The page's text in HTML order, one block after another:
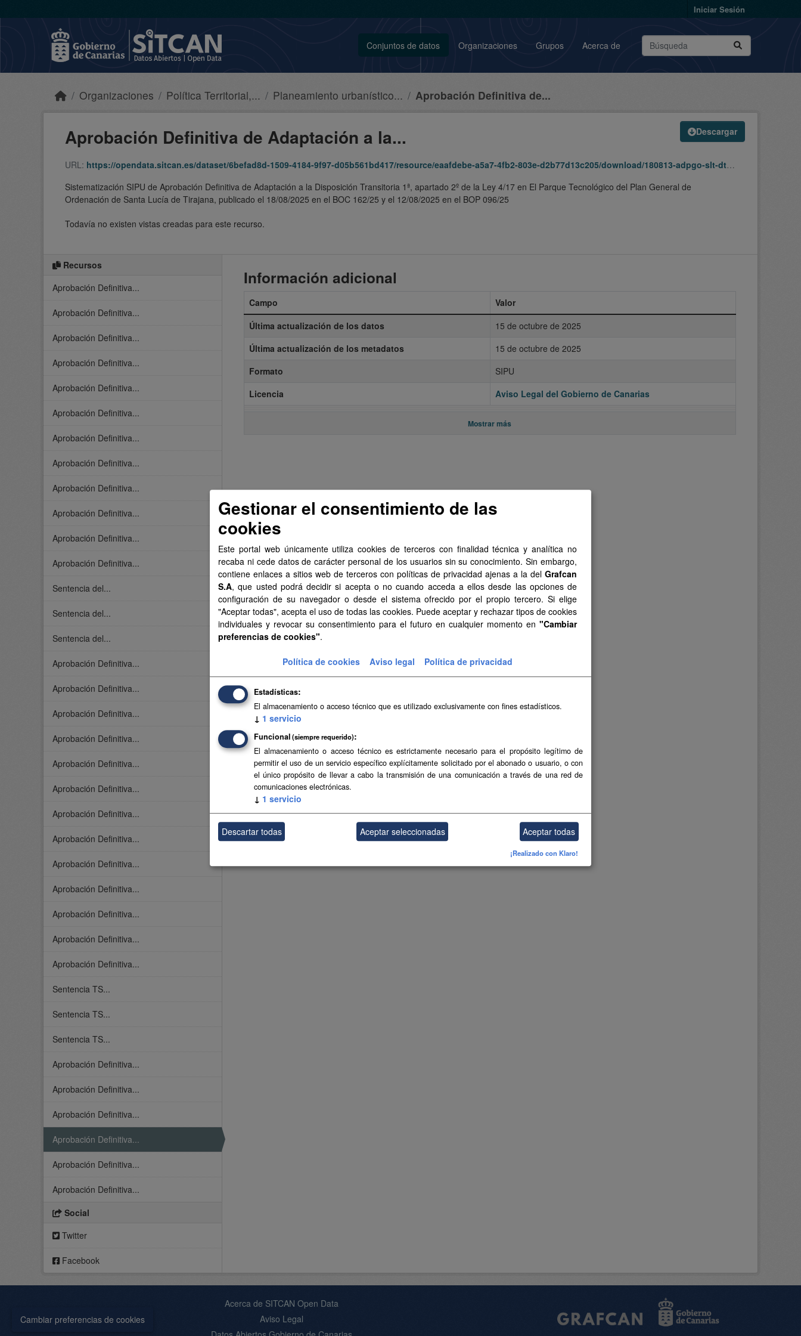
Cambiar preferencias de cookies
Iniciar Sesión
Conjuntos de datos Organizaciones Grupos Acerca de
Organizaciones Política Territorial,... Planeamiento urbanístico... Aprobación Definitiva de...
Descargar
Aprobación Definitiva de Adaptación a la...
URL: https://opendata.sitcan.es/dataset/6befad8d-1509-4184-9f97-d05b561bd417/resource/eaafdebe-a5a7-4fb2-803e-d2b77d13c205/download/180813-adpgo-slt-dt1ley417-parquetecnologico-250924-250924-sipu.zip
Sistematización SIPU de Aprobación Definitiva de Adaptación a la Disposición Transitoria 1ª, apartado 2º de la Ley 4/17 en El Parque Tecnológico del Plan General de
Ordenación de Santa Lucía de Tirajana, publicado el 18/08/2025 en el BOC 162/25 y el 12/08/2025 en el BOP 096/25
Todavía no existen vistas creadas para este recurso.
Recursos
Aprobación Definitiva...
Aprobación Definitiva...
Aprobación Definitiva...
Aprobación Definitiva...
Aprobación Definitiva...
Aprobación Definitiva...
Aprobación Definitiva...
Aprobación Definitiva...
Aprobación Definitiva...
Aprobación Definitiva...
Aprobación Definitiva...
Aprobación Definitiva...
Sentencia del...
Sentencia del...
Sentencia del...
Aprobación Definitiva...
Aprobación Definitiva...
Aprobación Definitiva...
Aprobación Definitiva...
Aprobación Definitiva...
Aprobación Definitiva...
Aprobación Definitiva...
Aprobación Definitiva...
Aprobación Definitiva...
Aprobación Definitiva...
Aprobación Definitiva...
Aprobación Definitiva...
Aprobación Definitiva...
Sentencia TS...
Sentencia TS...
Sentencia TS...
Aprobación Definitiva...
Aprobación Definitiva...
Aprobación Definitiva...
Aprobación Definitiva...
Aprobación Definitiva...
Aprobación Definitiva...
Social
Twitter
Facebook
Información adicional
Campo
Valor
Última actualización de los datos
15 de octubre de 2025
Última actualización de los metadatos
15 de octubre de 2025
Formato
SIPU
Licencia
Aviso Legal del Gobierno de Canarias
Mostrar más
Acerca de SITCAN Open Data
Aviso Legal
Gestionar el consentimiento de las
cookies
Este portal web únicamente utiliza cookies de terceros con finalidad técnica y analítica no
recaba ni cede datos de carácter personal de los usuarios sin su conocimiento. Sin embargo,
contiene enlaces a sitios web de terceros con políticas de privacidad ajenas a la del Grafcan
S.A, que usted podrá decidir si acepta o no cuando acceda a ellos desde las opciones de
configuración de su navegador o desde el sistema ofrecido por el propio tercero. Si elige
"Aceptar todas", acepta el uso de todas las cookies. Puede aceptar y rechazar tipos de cookies
individuales y revocar su consentimiento para el futuro en cualquier momento en "Cambiar
preferencias de cookies".
Política de cookies Aviso legal Política de privacidad
Estadísticas
El almacenamiento o acceso técnico que es utilizado exclusivamente con fines estadísticos.
↓ 1 servicio
Funcional (siempre requerido)
El almacenamiento o acceso técnico es estrictamente necesario para el propósito legítimo de
permitir el uso de un servicio específico explícitamente solicitado por el abonado o usuario, o con
el único propósito de llevar a cabo la transmisión de una comunicación a través de una red de
comunicaciones electrónicas.
↓ 1 servicio
Descartar todas Aceptar seleccionadas Aceptar todas
¡Realizado con Klaro!